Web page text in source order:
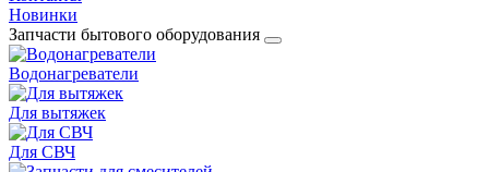
Новинки
Запчасти бытового оборудования
Водонагреватели
Для вытяжек
Для СВЧ